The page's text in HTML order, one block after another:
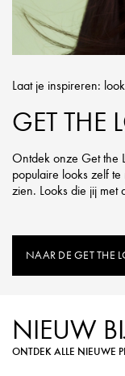
Laat je inspireren:
GET THE
Ontdek onze Get the
populaire looks zelf te
zien. Looks die jij met
NAAR DE GET THE
NIEUW
ONTDEK ALLE NIEUWE